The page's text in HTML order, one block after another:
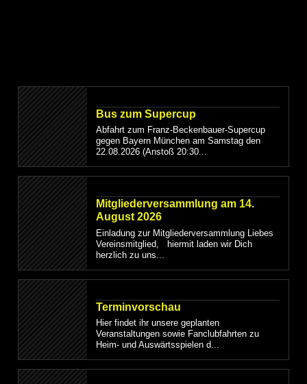
Bus zum Supercup
Abfahrt zum Franz-Beckenbauer-Supercup
gegen Bayern München am Samstag den
22.08.2026 (Anstoß 20:30...
Mitgliederversammlung am 14.
August 2026
Einladung zur Mitgliederversammlung Liebes
Vereinsmitglied, hiermit laden wir Dich
herzlich zu uns...
Terminvorschau
Hier findet ihr unsere geplanten
Veranstaltungen sowie Fanclubfahrten zu
Heim- und Auswärtsspielen d...